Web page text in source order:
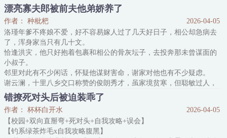
处，她不能得理不饶人。
好友知道后默默打开当年的录音，那时纪溪刚被甩，边喝边哭边立
誓：“再让我见到她，我一定不会放过她！！”
纪溪眨眨眼，搂着程诺的胳膊更紧了，“没放啊。”
好友：……
*风流纨绔极度护短alpha×冷心冷情腹黑偏执omega
*非典型abo，无挂件！！
漂亮寡夫郎被前夫他弟娇养了
作者： 种枇杷
2026-04-05
洛瑾年爹不疼娘不爱，好不容易嫁人过了几天好日子，相公却急病去
了，浑身家当只有几十文。
恰逢洪灾，他只好抱着包裹和相公的骨灰坛子，去投奔那未曾谋面的
小叔子。
邻里对此有不少闲话，怀疑他谋财害命，谢家对他也有不少疑虑。
谢云澜，十里八乡交口称赞的俊朗秀才，虽家境贫寒，但聪敏过人，
都说他以后定能当官儿，是有出息的人。
人人都夸谢云澜性子温柔，洛瑾年却怕极了这个小叔子。
谢云澜待他越好，他骨子里的寒意就越重。那人的笑不达眼底，看他
的眼神，像毒蛇在掂量从何处下口。
他只能拼命做事，惶惶不安地讨生活，将自
错撩死对头后被迫装乖了
作者： 杯杯白开水
2026-04-05
【校园+双向直掰弯+死对头+自我攻略+误会】
【钓系绿茶炸毛x自我攻略腹黑】